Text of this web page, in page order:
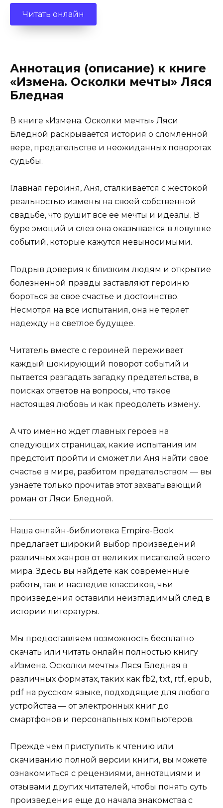
Читать онлайн
Аннотация (описание) к книге
«Измена. Осколки мечты» Ляся
Бледная
В книге «Измена. Осколки мечты» Ляси
Бледной раскрывается история о сломленной
вере, предательстве и неожиданных поворотах
судьбы.
Главная героиня, Аня, сталкивается с жестокой
реальностью измены на своей собственной
свадьбе, что рушит все ее мечты и идеалы. В
буре эмоций и слез она оказывается в ловушке
событий, которые кажутся невыносимыми.
Подрыв доверия к близким людям и открытие
болезненной правды заставляют героиню
бороться за свое счастье и достоинство.
Несмотря на все испытания, она не теряет
надежду на светлое будущее.
Читатель вместе с героиней переживает
каждый шокирующий поворот событий и
пытается разгадать загадку предательства, в
поисках ответов на вопросы, что такое
настоящая любовь и как преодолеть измену.
А что именно ждет главных героев на
следующих страницах, какие испытания им
предстоит пройти и сможет ли Аня найти свое
счастье в мире, разбитом предательством — вы
узнаете только прочитав этот захватывающий
роман от Ляси Бледной.
Наша онлайн-библиотека Empire-Book
предлагает широкий выбор произведений
различных жанров от великих писателей всего
мира. Здесь вы найдете как современные
работы, так и наследие классиков, чьи
произведения оставили неизгладимый след в
истории литературы.
Мы предоставляем возможность бесплатно
скачать или читать онлайн полностью книгу
«Измена. Осколки мечты» Ляся Бледная в
различных форматах, таких как fb2, txt, rtf, epub,
pdf на русском языке, подходящие для любого
устройства — от электронных книг до
смартфонов и персональных компьютеров.
Прежде чем приступить к чтению или
скачиванию полной версии книги, вы можете
ознакомиться с рецензиями, аннотациями и
отзывами других читателей, чтобы понять суть
произведения еще до начала знакомства с